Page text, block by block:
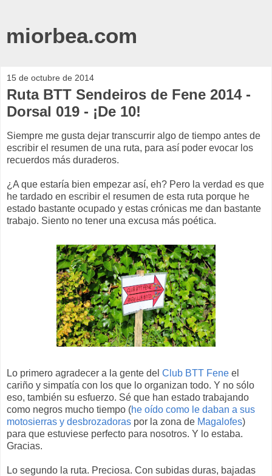
miorbea.com
15 de octubre de 2014
Ruta BTT Sendeiros de Fene 2014 -
Dorsal 019 - ¡De 10!
Siempre me gusta dejar transcurrir algo de tiempo antes de
escribir el resumen de una ruta, para así poder evocar los
recuerdos más duraderos.
¿A que estaría bien empezar así, eh? Pero la verdad es que
he tardado en escribir el resumen de esta ruta porque he
estado bastante ocupado y estas crónicas me dan bastante
trabajo. Siento no tener una excusa más poética.
Lo primero agradecer a la gente del Club BTT Fene el
cariño y simpatía con los que lo organizan todo. Y no sólo
eso, también su esfuerzo. Sé que han estado trabajando
como negros mucho tiempo (he oído como le daban a sus
motosierras y desbrozadoras por la zona de Magalofes)
para que estuviese perfecto para nosotros. Y lo estaba.
Gracias.
Lo segundo la ruta. Preciosa. Con subidas duras, bajadas